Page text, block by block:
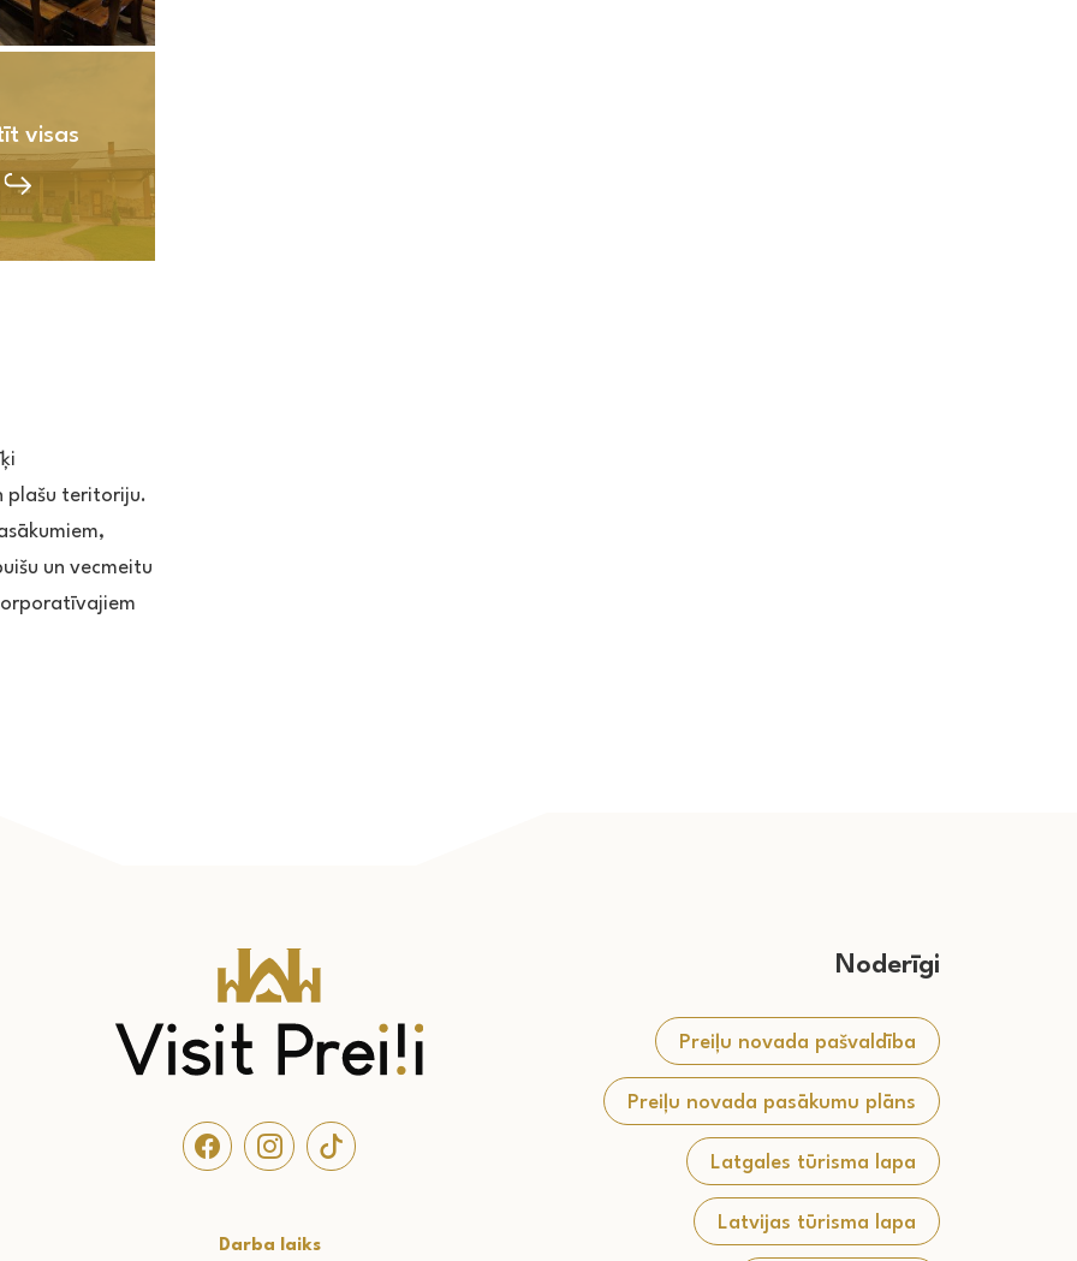
visas
plašu teritoriju.
un vecmeitu
Darba laiks
Noderīgi
Preiļu novada pašvaldība
Preiļu novada pasākumu plāns
Latgales tūrisma lapa
Latvijas tūrisma lapa